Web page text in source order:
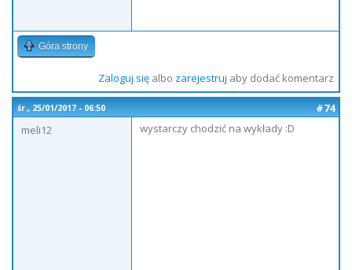
Góra strony
Zaloguj sięalbo zarejestruj aby dodać komentarz
śr., 25/01/2017 - 06:50
#74
meli12
wystarczy chodzić na wykłady :D